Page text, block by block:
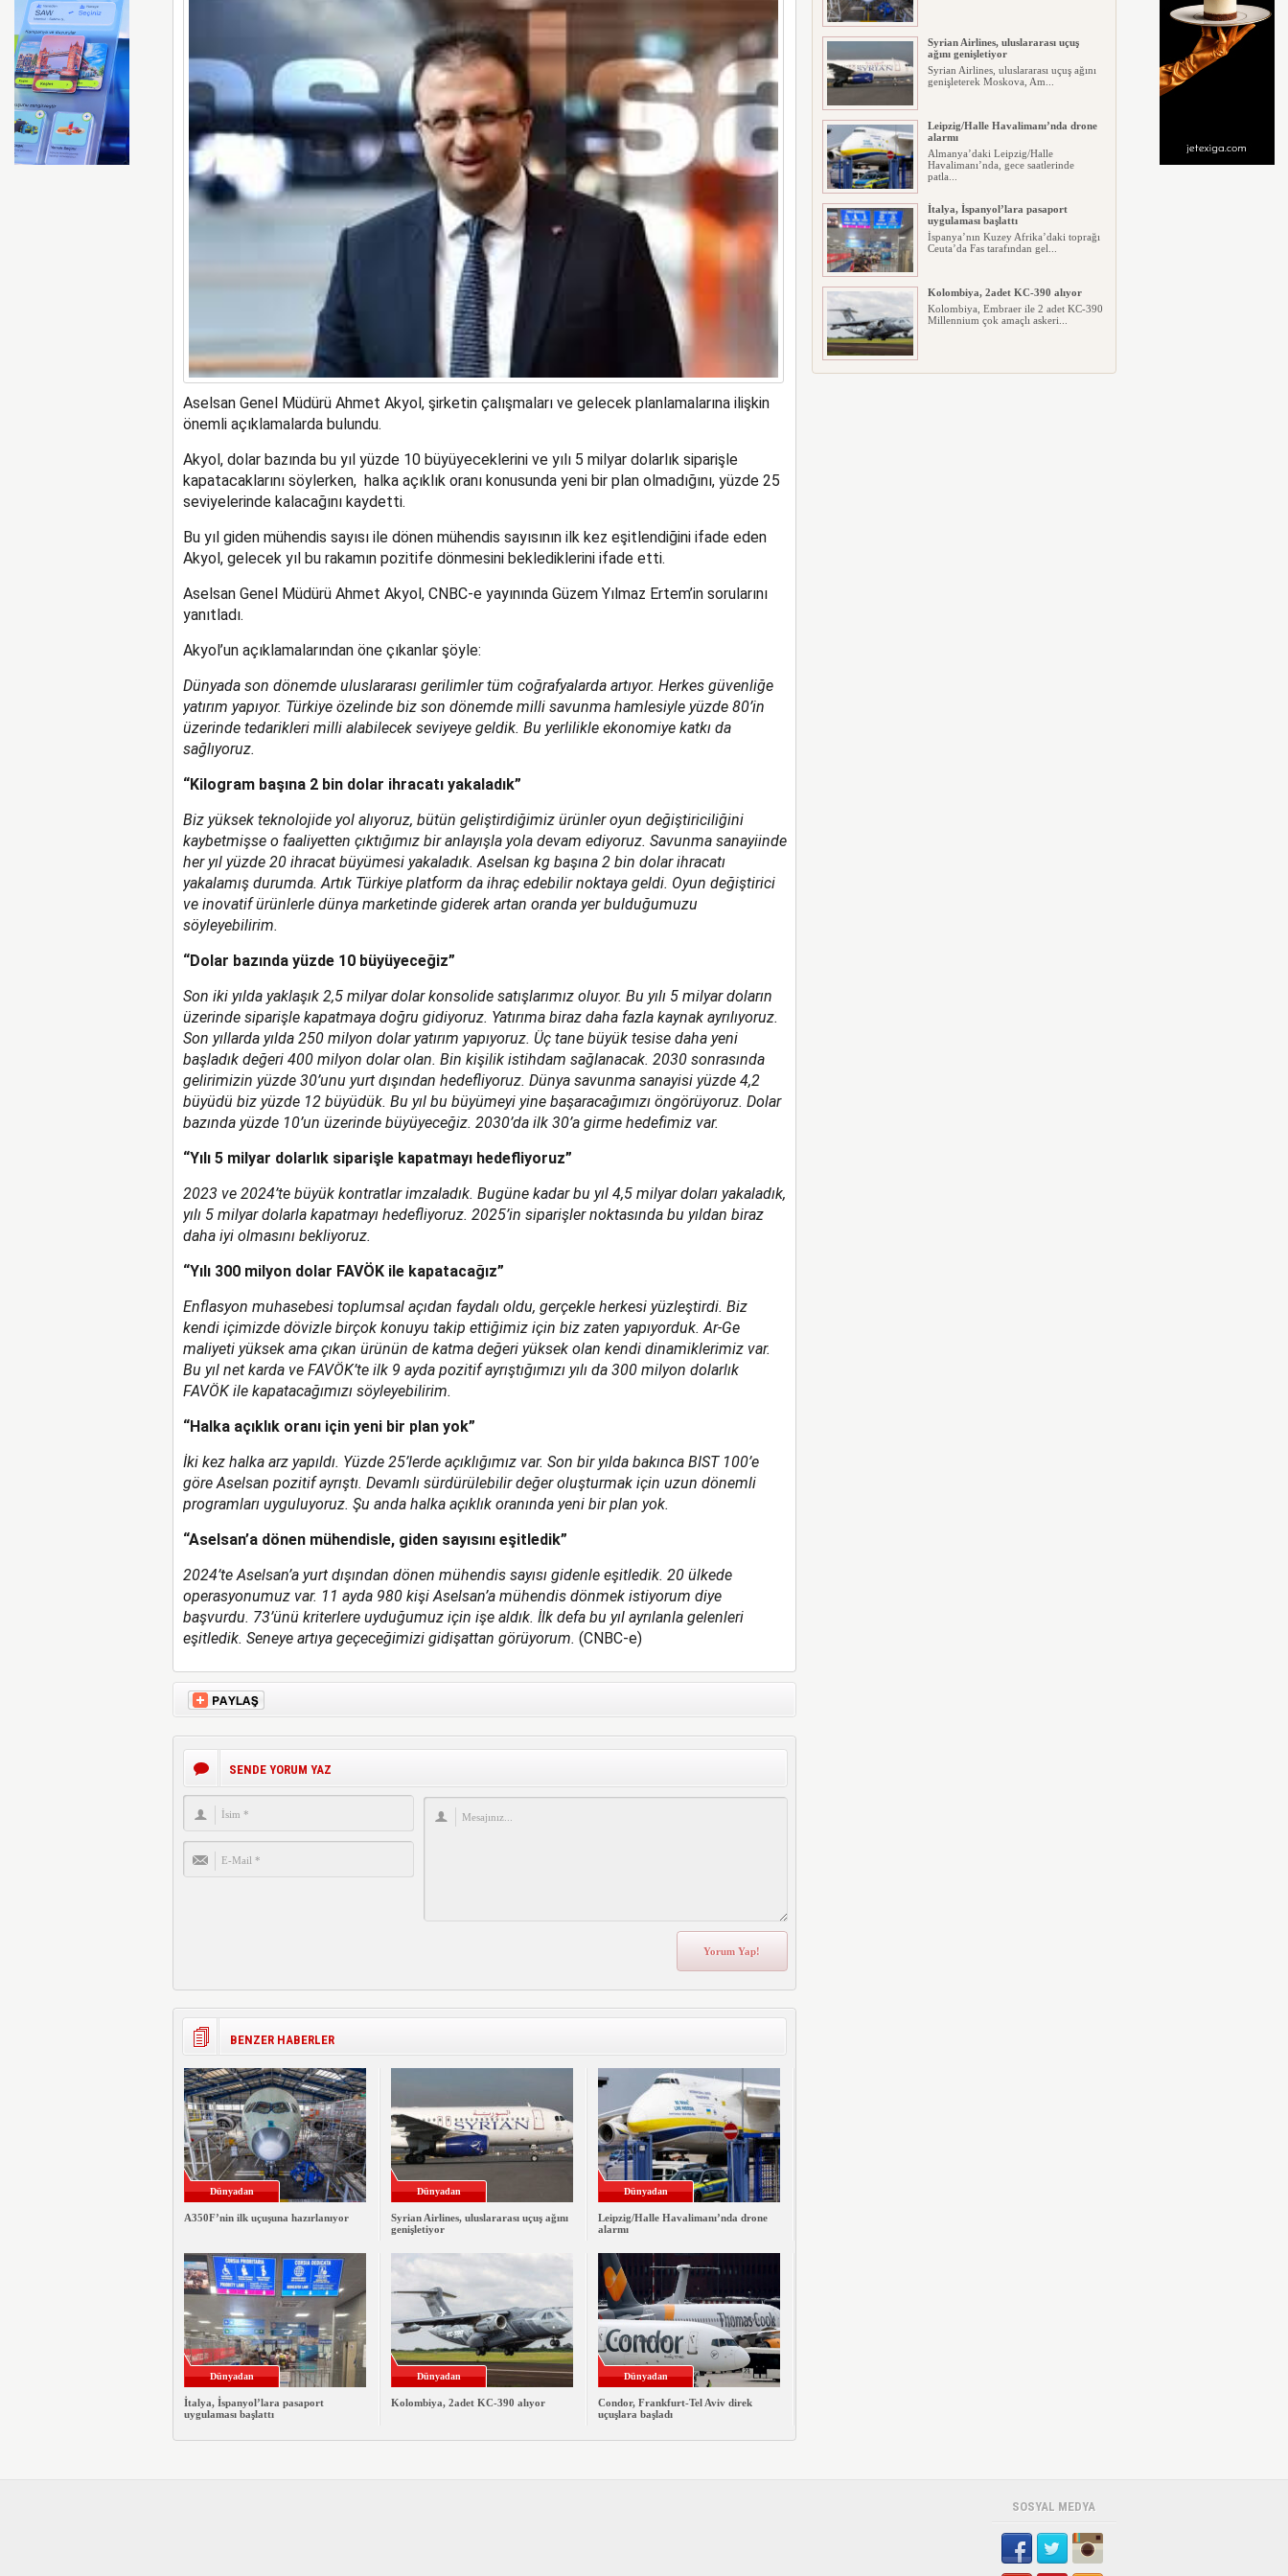
Air India uçağı türbülansa girdi 17 kişi yaralandı
Aselsan Genel Müdürü Ahmet Akyol, şirketin çalışmaları ve gelecek planlamalarına ilişkin
önemli açıklamalarda bulundu.
Akyol, dolar bazında bu yıl yüzde 10 büyüyeceklerini ve yılı 5 milyar dolarlık siparişle
kapatacaklarını söylerken, halka açıklık oranı konusunda yeni bir plan olmadığını, yüzde 25
seviyelerinde kalacağını kaydetti.
Bu yıl giden mühendis sayısı ile dönen mühendis sayısının ilk kez eşitlendiğini ifade eden
Akyol, gelecek yıl bu rakamın pozitife dönmesini beklediklerini ifade etti.
Aselsan Genel Müdürü Ahmet Akyol, CNBC-e yayınında Güzem Yılmaz Ertem’in sorularını
yanıtladı.
Akyol’un açıklamalarından öne çıkanlar şöyle:
Dünyada son dönemde uluslararası gerilimler tüm coğrafyalarda artıyor. Herkes güvenliğe
yatırım yapıyor. Türkiye özelinde biz son dönemde milli savunma hamlesiyle yüzde 80’in
üzerinde tedarikleri milli alabilecek seviyeye geldik. Bu yerlilikle ekonomiye katkı da
sağlıyoruz.
“Kilogram başına 2 bin dolar ihracatı yakaladık”
Biz yüksek teknolojide yol alıyoruz, bütün geliştirdiğimiz ürünler oyun değiştiriciliğini
kaybetmişse o faaliyetten çıktığımız bir anlayışla yola devam ediyoruz. Savunma sanayiinde
her yıl yüzde 20 ihracat büyümesi yakaladık. Aselsan kg başına 2 bin dolar ihracatı
yakalamış durumda. Artık Türkiye platform da ihraç edebilir noktaya geldi. Oyun değiştirici
ve inovatif ürünlerle dünya marketinde giderek artan oranda yer bulduğumuzu
söyleyebilirim.
“Dolar bazında yüzde 10 büyüyeceğiz”
Son iki yılda yaklaşık 2,5 milyar dolar konsolide satışlarımız oluyor. Bu yılı 5 milyar doların
üzerinde siparişle kapatmaya doğru gidiyoruz. Yatırıma biraz daha fazla kaynak ayrılıyoruz.
Son yıllarda yılda 250 milyon dolar yatırım yapıyoruz. Üç tane büyük tesise daha yeni
başladık değeri 400 milyon dolar olan. Bin kişilik istihdam sağlanacak. 2030 sonrasında
gelirimizin yüzde 30’unu yurt dışından hedefliyoruz. Dünya savunma sanayisi yüzde 4,2
büyüdü biz yüzde 12 büyüdük. Bu yıl bu büyümeyi yine başaracağımızı öngörüyoruz. Dolar
bazında yüzde 10’un üzerinde büyüyeceğiz. 2030’da ilk 30’a girme hedefimiz var.
“Yılı 5 milyar dolarlık siparişle kapatmayı hedefliyoruz”
2023 ve 2024’te büyük kontratlar imzaladık. Bugüne kadar bu yıl 4,5 milyar doları yakaladık,
yılı 5 milyar dolarla kapatmayı hedefliyoruz. 2025’in siparişler noktasında bu yıldan biraz
daha iyi olmasını bekliyoruz.
“Yılı 300 milyon dolar FAVÖK ile kapatacağız”
Enflasyon muhasebesi toplumsal açıdan faydalı oldu, gerçekle herkesi yüzleştirdi. Biz
kendi içimizde dövizle birçok konuyu takip ettiğimiz için biz zaten yapıyorduk. Ar-Ge
maliyeti yüksek ama çıkan ürünün de katma değeri yüksek olan kendi dinamiklerimiz var.
Bu yıl net karda ve FAVÖK’te ilk 9 ayda pozitif ayrıştığımızı yılı da 300 milyon dolarlık
FAVÖK ile kapatacağımızı söyleyebilirim.
“Halka açıklık oranı için yeni bir plan yok”
İki kez halka arz yapıldı. Yüzde 25’lerde açıklığımız var. Son bir yılda bakınca BIST 100’e
göre Aselsan pozitif ayrıştı. Devamlı sürdürülebilir değer oluşturmak için uzun dönemli
programları uyguluyoruz. Şu anda halka açıklık oranında yeni bir plan yok.
“Aselsan’a dönen mühendisle, giden sayısını eşitledik”
2024’te Aselsan’a yurt dışından dönen mühendis sayısı gidenle eşitledik. 20 ülkede
operasyonumuz var. 11 ayda 980 kişi Aselsan’a mühendis dönmek istiyorum diye
başvurdu. 73’ünü kriterlere uyduğumuz için işe aldık. İlk defa bu yıl ayrılanla gelenleri
eşitledik. Seneye artıya geçeceğimizi gidişattan görüyorum. (CNBC-e)
SENDE YORUM YAZ
BENZER HABERLER
Dünyadan
A350F’nin ilk uçuşuna hazırlanıyor
Dünyadan
Syrian Airlines, uluslararası uçuş ağını
genişletiyor
Dünyadan
Leipzig/Halle Havalimanı’nda drone
alarmı
Dünyadan
İtalya, İspanyol’lara pasaport
uygulaması başlattı
Dünyadan
Kolombiya, 2adet KC-390 alıyor
Dünyadan
Condor, Frankfurt-Tel Aviv direk
uçuşlara başladı
Syrian Airlines, uluslararası uçuş
ağını genişletiyor
Syrian Airlines, uluslararası uçuş ağını
genişleterek Moskova, Am...
Leipzig/Halle Havalimanı’nda drone
alarmı
Almanya’daki Leipzig/Halle
Havalimanı’nda, gece saatlerinde
patla...
İtalya, İspanyol’lara pasaport
uygulaması başlattı
İspanya’nın Kuzey Afrika’daki toprağı
Ceuta’da Fas tarafından gel...
Kolombiya, 2adet KC-390 alıyor
Kolombiya, Embraer ile 2 adet KC-390
Millennium çok amaçlı askeri...
Condor, Frankfurt-Tel Aviv direk
SOSYAL MEDYA